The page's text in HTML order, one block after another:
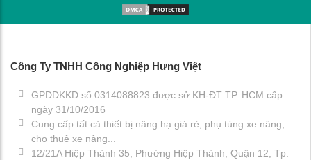
Công Ty TNHH Công Nghiệp Hưng Việt
GPDDKKD số 0314088823 được sở KH-ĐT TP. HCM cấp
ngày 31/10/2016
Cung cấp tất cả thiết bị nâng hạ giá rẻ, phụ tùng xe nâng,
cho thuê xe nâng...
12/21A Hiệp Thành 35, Phường Hiệp Thành, Quận 12, Tp.